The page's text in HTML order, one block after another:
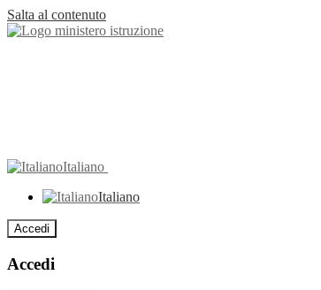
Salta al contenuto
Italiano
Italiano
Accedi
Accedi